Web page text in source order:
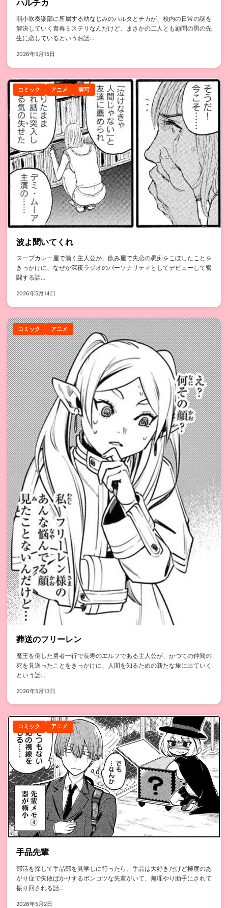
ハルチカ
弱小吹奏楽部に所属する幼なじみのハルタとチカが、校内の日常の謎を
解決していく青春ミステリなんだけど、まさかの二人とも顧問の男の先
生に恋しているというお話...
2026年5月15日
コミック アニメ 実写
波よ聞いてくれ
スープカレー屋で働く主人公が、飲み屋で失恋の愚痴をこぼしたことを
きっかけに、なぜか深夜ラジオのパーソナリティとしてデビューして奮
闘する話...
2026年5月14日
コミック アニメ
葬送のフリーレン
魔王を倒した勇者一行で長寿のエルフである主人公が、かつての仲間の
死を見送ったことをきっかけに、人間を知るための新たな旅に出ていく
という話...
2026年5月13日
コミック アニメ
手品先輩
部活を探して手品部を見学しに行ったら、手品は大好きだけど極度のあ
がり症で失敗ばかりするポンコツな先輩がいて、無理やり助手にされて
振り回される話...
2026年5月2日